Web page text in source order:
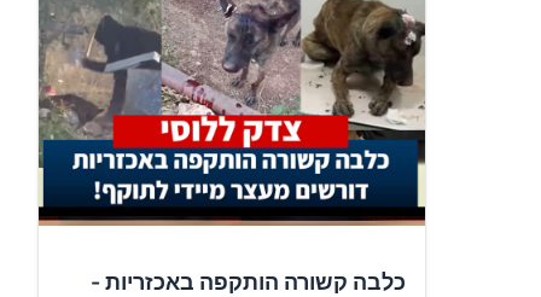
כלבה קשורה הותקפה באכזריות -